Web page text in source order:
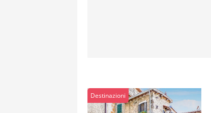
Destinazioni